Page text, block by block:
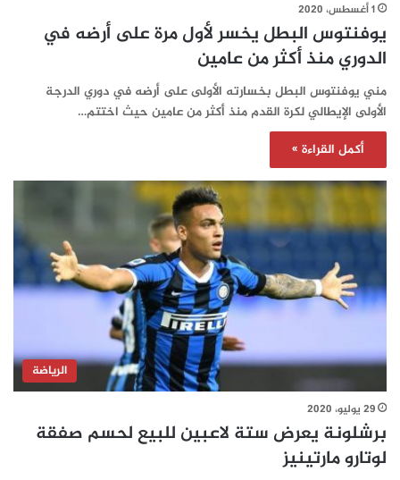
1 أغسطس، 2020
يوفنتوس البطل يخسر لأول مرة على أرضه في
الدوري منذ أكثر من عامين
مني يوفنتوس البطل بخسارته الأولى على أرضه في دوري الدرجة
الأولى الإيطالي لكرة القدم منذ أكثر من عامين حيث اختتم…
أكمل القراءة »
الرياضة
29 يوليو، 2020
برشلونة يعرض ستة لاعبين للبيع لحسم صفقة
لوتارو مارتينيز